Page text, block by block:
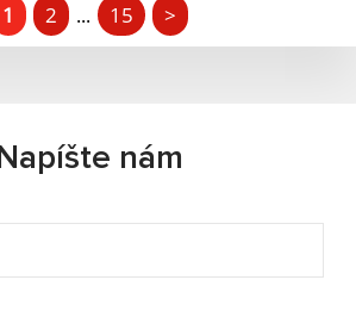
1 2 ... 15 >
Napíšte nám